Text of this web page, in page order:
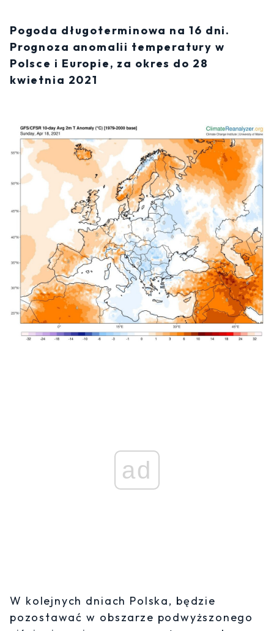
Pogoda długoterminowa na 16 dni.
Prognoza anomalii temperatury w
Polsce i Europie, za okres do 28
kwietnia 2021
ad
W kolejnych dniach Polska, będzie
pozostawać w obszarze podwyższonego